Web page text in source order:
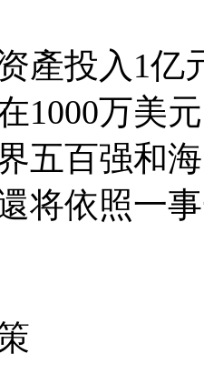
產投入1亿
1000万美
五百强和
将依照一